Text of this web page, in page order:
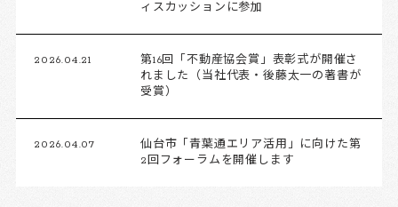
ィスカッションに参加
2026.04.21
第16回「不動産協会賞」表彰式が開催さ
れました（当社代表・後藤太一の著書が
受賞）
2026.04.07
仙台市「青葉通エリア活用」に向けた第
2回フォーラムを開催します